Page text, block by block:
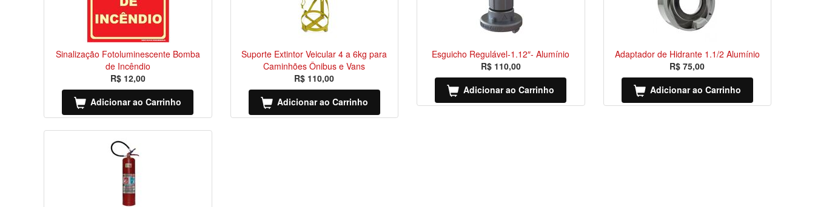
Sinalização Fotoluminescente Bomba
de Incêndio
R$ 12,00
Adicionar ao Carrinho
Suporte Extintor Veicular 4 a 6kg para
Caminhões Ônibus e Vans
R$ 110,00
Adicionar ao Carrinho
Esguicho Regulável-1.12″- Alumínio
R$ 110,00
Adicionar ao Carrinho
Adaptador de Hidrante 1.1/2 Alumínio
R$ 75,00
Adicionar ao Carrinho